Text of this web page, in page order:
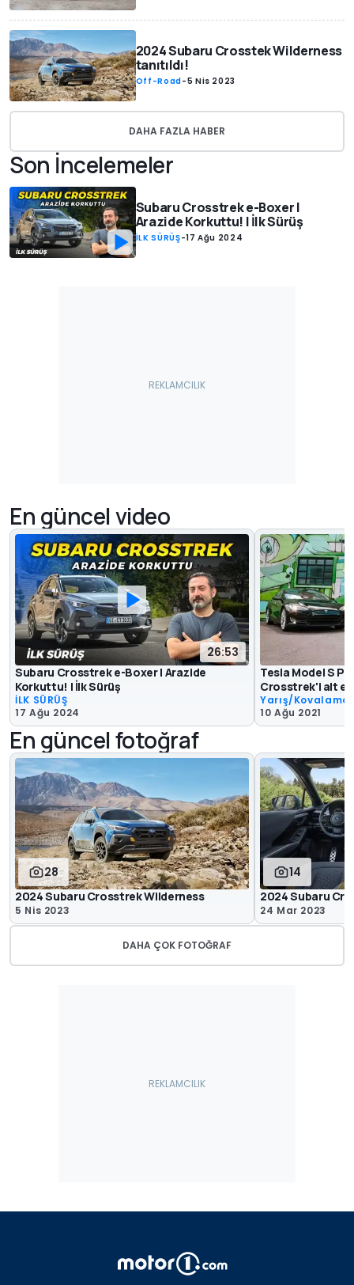
2024 Subaru Crosstek Wilderness
tanıtıldı!
Off-Road-5 Nis 2023
DAHA FAZLA HABER
Son İncelemeler
Subaru Crosstrek e-Boxer |
Arazide Korkuttu! | İlk Sürüş
İLK SÜRÜŞ-17 Ağu 2024
En güncel video
26:53
Subaru Crosstrek e-Boxer | Arazide
Korkuttu! | İlk Sürüş
İLK SÜRÜŞ
17 Ağu 2024
Tesla Model S
Crosstrek'i alt
Yarış/
10 Ağu 2021
En güncel fotoğraf
28
2024 Subaru Crosstrek Wilderness
5 Nis 2023
14
2024 Subaru
24 Mar 2023
DAHA ÇOK FOTOĞRAF